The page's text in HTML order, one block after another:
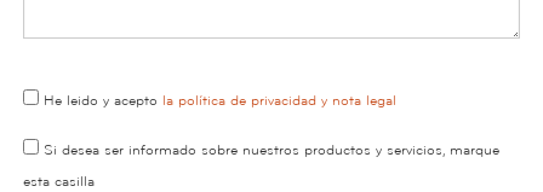
He leido y acepto la política de privacidad y nota legal
Si desea ser informado sobre nuestros productos y servicios, marque
esta casilla